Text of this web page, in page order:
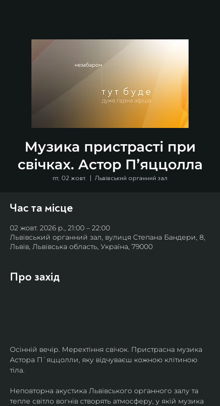
Музика пристрасті при
свічках. Астор П’яццолла
пт, 02 жовт.
  |
Львівський органний зал
Час та місце
02 жовт. 2026 р., 21:00 – 22:00
Львівський органний зал, вулиця Степана Бандери, 8,
Львів, Львівська область, Україна, 79000
Про захід
Осінній вечір. Мерехтіння свічок. Пристрасна музика
Астора П`яццолли, яку відчуваєш кожною клітиною
тіла.
Неповторна акустика Львівського органного залу та
тепле світло вогнів створять атмосферу, у якій музика